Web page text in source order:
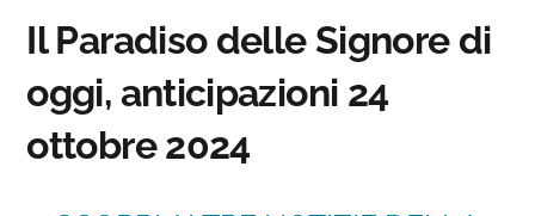
Il Paradiso delle Signore di
oggi, anticipazioni 24
ottobre 2024